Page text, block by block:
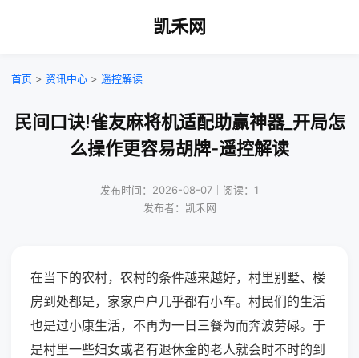
凯禾网
首页 > 资讯中心 > 遥控解读
民间口诀!雀友麻将机适配助赢神器_开局怎
么操作更容易胡牌-遥控解读
发布时间：2026-08-07｜阅读：1
发布者：凯禾网
在当下的农村，农村的条件越来越好，村里别墅、楼
房到处都是，家家户户几乎都有小车。村民们的生活
也是过小康生活，不再为一日三餐为而奔波劳碌。于
是村里一些妇女或者有退休金的老人就会时不时的到